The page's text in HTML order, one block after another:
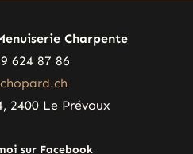
Charpente
624 87 86
2400 Le Prévoux
sur Facebook